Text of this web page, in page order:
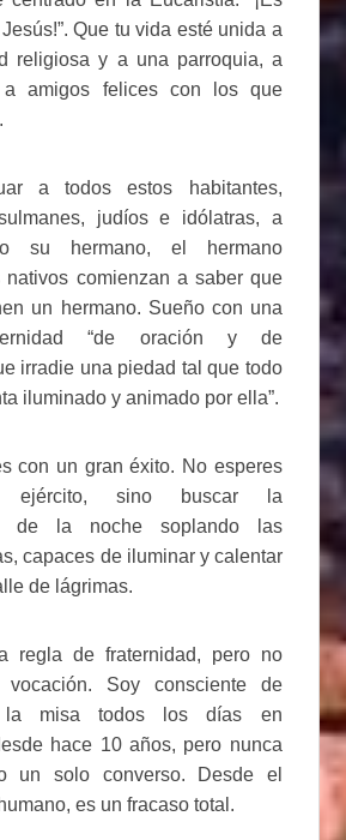
Que tu vida esté unida a
religiosa y a una parroquia, a
a amigos felices con los que
a todos estos habitantes,
judíos e idólatras, a
su hermano, el hermano
nativos comienzan a saber que
un hermano. Sueño con una
“de oración y de
irradie una piedad tal que todo
iluminado y animado por ella”.
con un gran éxito. No esperes
ejército, sino buscar la
de la noche soplando las
capaces de iluminar y calentar
de lágrimas.
regla de fraternidad, pero no
Soy consciente de
la misa todos los días en
hace 10 años, pero nunca
un solo converso. Desde el
es un fracaso total.